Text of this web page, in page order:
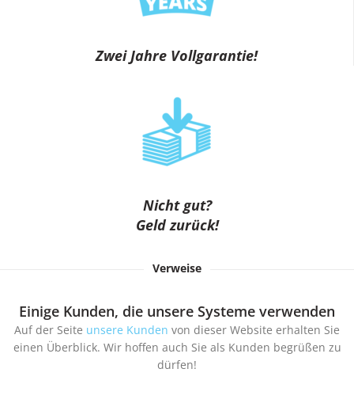
Zwei Jahre Vollgarantie!
Nicht gut?
Geld zurück!
Verweise
Einige Kunden, die unsere Systeme verwenden
Auf der Seite unsere Kunden von dieser Website erhalten Sie
einen Überblick. Wir hoffen auch Sie als Kunden begrüßen zu
dürfen!